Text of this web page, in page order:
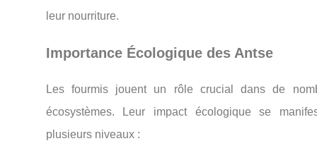
leur nourriture.
Importance Écologique des Antse
Les fourmis jouent un rôle crucial dans de
écosystèmes. Leur impact écologique se
plusieurs niveaux :